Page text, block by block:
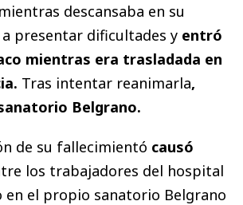
descansaba en su
a presentar dificultades y entró
mientras era trasladada en
Tras intentar reanimarla,
Belgrano.
de su fallecimientó causó
los trabajadores del hospital
en el propio sanatorio Belgrano